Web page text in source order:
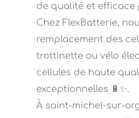
de qualité et efficace
Chez FlexBatterie,
remplacement des
trottinette ou vélo
cellules de haute
exceptionnelles 🔋✨.
À saint-michel-sur-